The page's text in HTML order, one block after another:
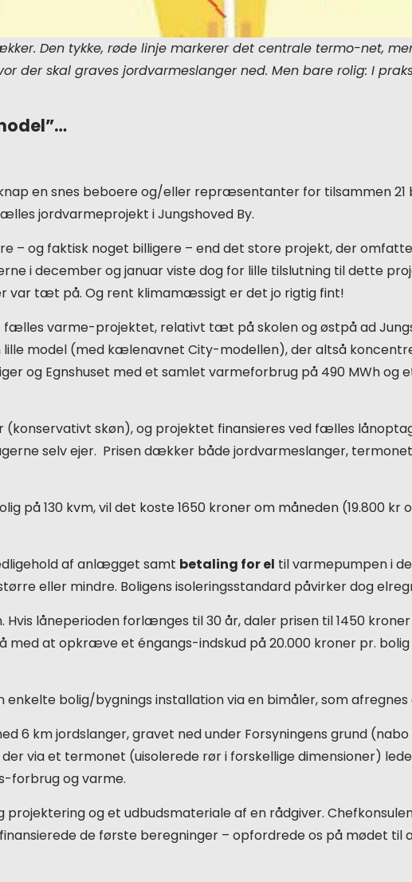
Den tykke, røde linje markerer det centrale termo-net,
der skal graves jordvarmeslanger ned. Men bare rolig: I
en snes beboere og/eller repræsentanter for tilsammen
jordvarmeprojekt i Jungshoved By.
– og faktisk noget billigere – end det store projekt, der
i december og januar viste dog for lille tilslutning til dette
var tæt på. Og rent klimamæssigt er det jo rigtig fint!
fælles varme-projektet, relativt tæt på skolen og østpå ad
lille model (med kælenavnet City-modellen), der altså
og Egnshuset med et samlet varmeforbrug på 490 MWh og
(konservativt skøn), og projektet finansieres ved fælles
selv ejer. Prisen dækker både jordvarmeslanger,
på 130 kvm, vil det koste 1650 kroner om måneden (19.800
af anlægget samt betaling for el til varmepumpen i
eller mindre. Boligens isoleringsstandard påvirker dog
låneperioden forlænges til 30 år, daler prisen til 1450
med at opkræve et éngangs-indskud på 20.000 kroner pr.
enkelte bolig/bygnings installation via en bimåler, som
6 km jordslanger, gravet ned under Forsyningens grund
via et termonet (uisolerede rør i forskellige dimensioner)
forbrug og varme.
og et udbudsmateriale af en rådgiver.
de første beregninger – opfordrede os på mødet til